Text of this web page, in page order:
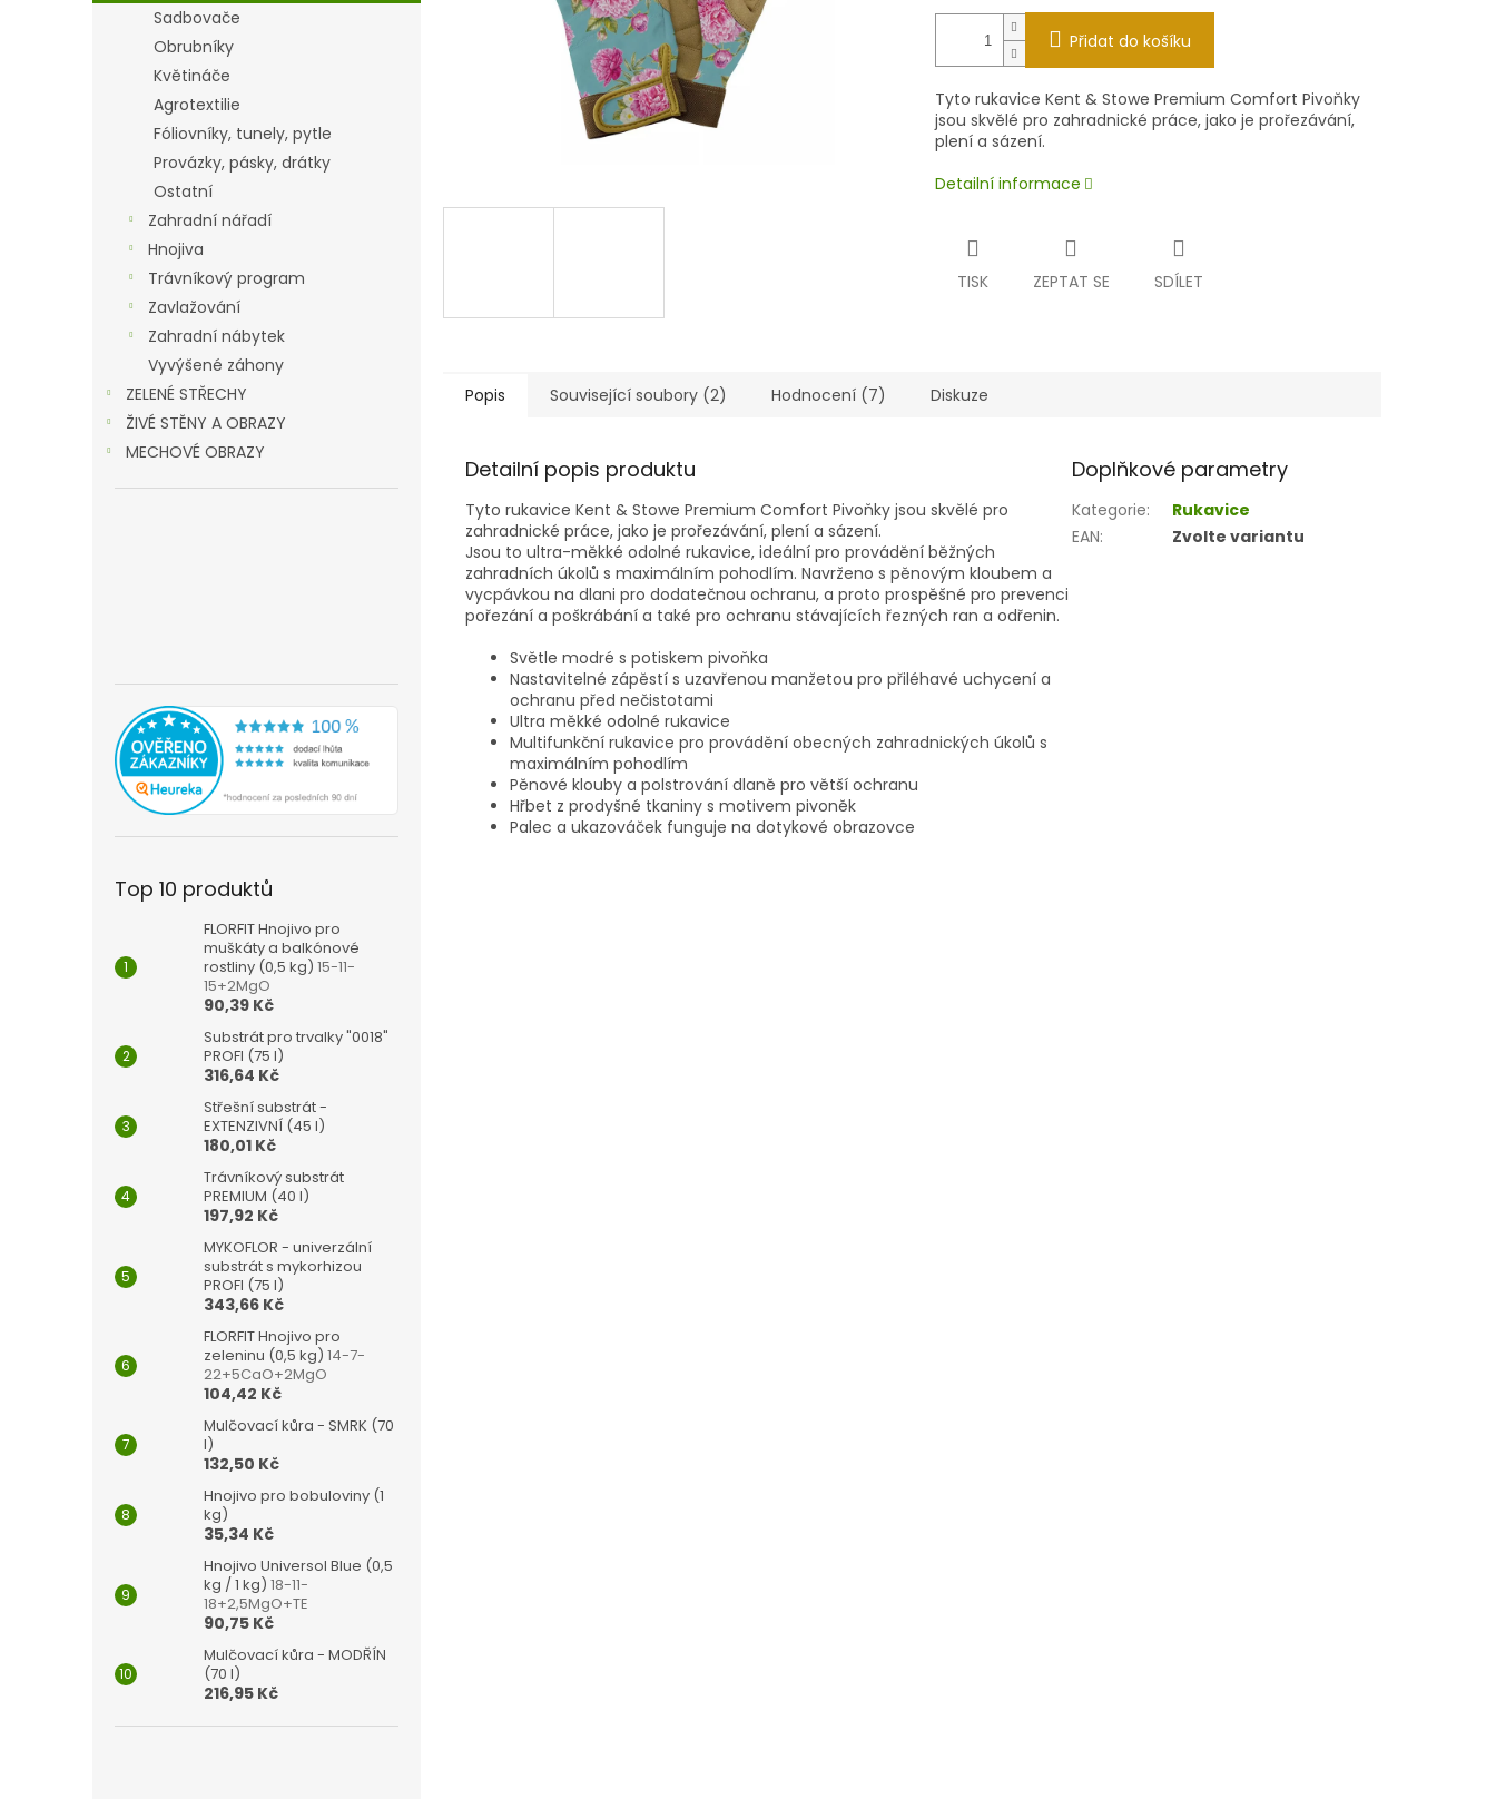
Sadbovače
Obrubníky
Květináče
Agrotextilie
Fóliovníky, tunely, pytle
Provázky, pásky, drátky
Ostatní
Zahradní nářadí
Hnojiva
Trávníkový program
Zavlažování
Zahradní nábytek
Vyvýšené záhony
ZELENÉ STŘECHY
ŽIVÉ STĚNY A OBRAZY
MECHOVÉ OBRAZY
Top 10 produktů
FLORFIT Hnojivo pro
muškáty a balkónové
rostliny (0,5 kg) 15-11-
15+2MgO
90,39 Kč
Substrát pro trvalky "0018"
PROFI (75 l)
316,64 Kč
Střešní substrát -
EXTENZIVNÍ (45 l)
180,01 Kč
Trávníkový substrát
PREMIUM (40 l)
197,92 Kč
MYKOFLOR - univerzální
substrát s mykorhizou
PROFI (75 l)
343,66 Kč
FLORFIT Hnojivo pro
zeleninu (0,5 kg) 14-7-
22+5CaO+2MgO
104,42 Kč
Mulčovací kůra - SMRK (70
l)
132,50 Kč
Hnojivo pro bobuloviny (1
kg)
35,34 Kč
Hnojivo Universol Blue (0,5
kg / 1 kg) 18-11-
18+2,5MgO+TE
90,75 Kč
Mulčovací kůra - MODŘÍN
(70 l)
216,95 Kč
Přidat do košíku
Tyto rukavice Kent & Stowe Premium Comfort Pivoňky
jsou skvělé pro zahradnické práce, jako je prořezávání,
plení a sázení.
Detailní informace
TISK ZEPTAT SE SDÍLET
Popis Související soubory (2) Hodnocení (7) Diskuze
Detailní popis produktu
Tyto rukavice Kent & Stowe Premium Comfort Pivoňky jsou skvělé pro
zahradnické práce, jako je prořezávání, plení a sázení.
Jsou to ultra-měkké odolné rukavice, ideální pro provádění běžných
zahradních úkolů s maximálním pohodlím. Navrženo s pěnovým kloubem a
vycpávkou na dlani pro dodatečnou ochranu, a proto prospěšné pro prevenci
pořezání a poškrábání a také pro ochranu stávajících řezných ran a odřenin.
Světle modré s potiskem pivoňka
Nastavitelné zápěstí s uzavřenou manžetou pro přiléhavé uchycení a
ochranu před nečistotami
Ultra měkké odolné rukavice
Multifunkční rukavice pro provádění obecných zahradnických úkolů s
maximálním pohodlím
Pěnové klouby a polstrování dlaně pro větší ochranu
Hřbet z prodyšné tkaniny s motivem pivoněk
Palec a ukazováček funguje na dotykové obrazovce
Doplňkové parametry
Kategorie:
Rukavice
EAN: Zvolte variantu